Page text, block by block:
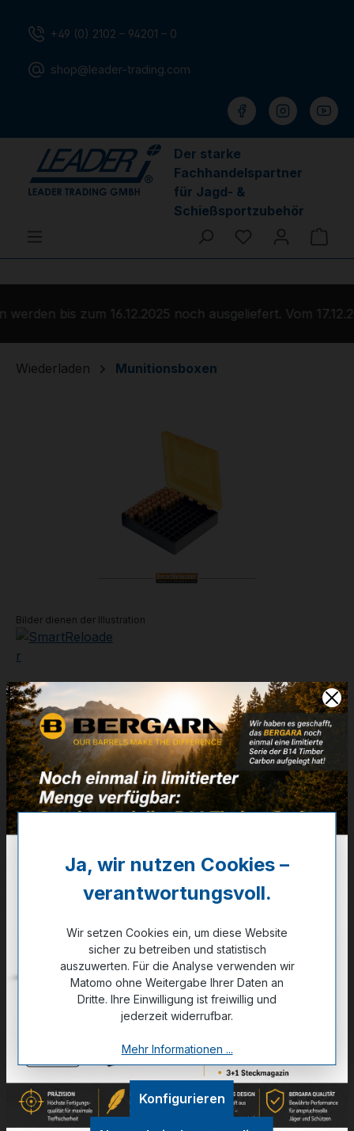
+49 (0) 2102 – 94201 – 0
shop@leader-trading.com
Der starke
Fachhandelspartner
für Jagd- &
Schießsportzubehör
Du hast 0
bis zum 16.12.2025 noch ausgeliefert. Vom
Wiederladen Munitionsboxen
Bildergalerie überspringen
Bilder dienen der Illustration
Munitionsbox #1A - 100
Patr.
für 9mm & .380
Artikelnummer:VBSR608
✔ Auf Lager
Zum Merkzettel hinzufügen
Technische Daten
GPSR Information
Ja, wir nutzen Cookies –
verantwortungsvoll.
Wir setzen Cookies ein, um diese Website
sicher zu betreiben und statistisch
auszuwerten. Für die Analyse verwenden wir
Matomo ohne Weitergabe Ihrer Daten an
Dritte. Ihre Einwilligung ist freiwillig und
jederzeit widerrufbar.
Mehr Informationen ...
Konfigurieren